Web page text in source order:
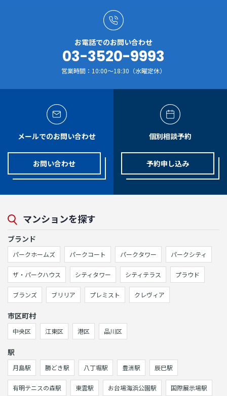
お電話でのお問い合わせ
03-3520-9993
営業時間：10:00～18:30（水曜定休）
メールでのお問い合わせ
お問い合わせ
個別相談予約
予約申し込み
マンションを探す
ブランド
パークホームズ パークコート パークタワー パークシティ
ザ・パークハウス シティタワー シティテラス プラウド
ブランズ ブリリア プレミスト クレヴィア
市区町村
中央区 江東区 港区 品川区
駅
月島駅 勝どき駅 八丁堀駅 豊洲駅 辰巳駅
有明テニスの森駅 東雲駅 お台場海浜公園駅 国際展示場駅